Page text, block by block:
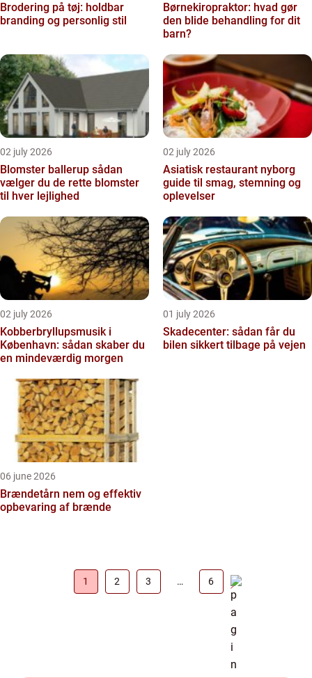
Brodering på tøj: holdbar
branding og personlig stil
Børnekiropraktor: hvad gør
den blide behandling for dit
barn?
02 july 2026
Blomster ballerup sådan
vælger du de rette blomster
til hver lejlighed
02 july 2026
Asiatisk restaurant nyborg
guide til smag, stemning og
oplevelser
02 july 2026
Kobberbryllupsmusik i
København: sådan skaber du
en mindeværdig morgen
01 july 2026
Skadecenter: sådan får du
bilen sikkert tilbage på vejen
06 june 2026
Brændetårn nem og effektiv
opbevaring af brænde
1 2 3 … 6